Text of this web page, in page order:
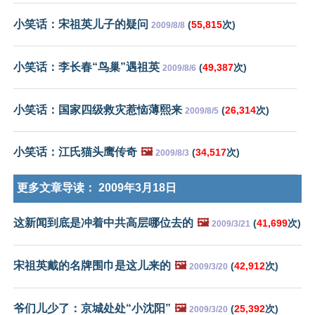
小笑话：宋祖英儿子的疑问 2009/8/8 (55,815次)
小笑话：李长春“鸟巢”遇祖英 2009/8/6 (49,387次)
小笑话：国家四级救灾惹恼薄熙来 2009/8/5 (26,314次)
小笑话：江氏猫头鹰传奇 🖼️ 2009/8/3 (34,517次)
更多文章导读： 2009年3月18日
这新闻到底是冲着中共高层哪位去的 🖼️ 2009/3/21 (41,699次)
宋祖英戴的名牌围巾是这儿来的 🖼️ 2009/3/20 (42,912次)
爷们儿少了：京城处处“小沈阳” 🖼️ 2009/3/20 (25,392次)